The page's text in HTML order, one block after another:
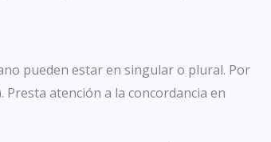
pueden estar en singular o plural. Por
atención a la concordancia en